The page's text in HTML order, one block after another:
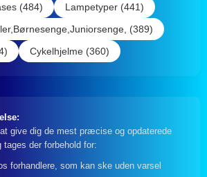
(484)
Lampetyper (441)
(389)
Cykelhjelme (360)
give dig de mest præcise og opdaterede
tages der forbehold for:
forhandlere, som kan ske uden varsel